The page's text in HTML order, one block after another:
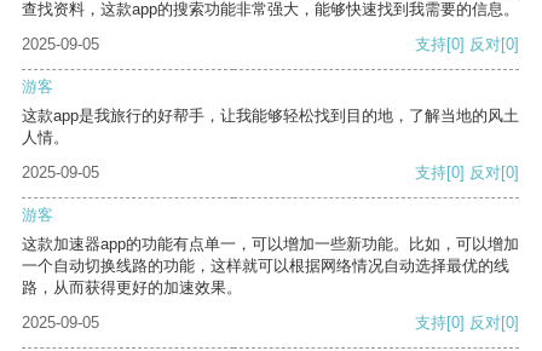
查找资料，这款app的搜索功能非常强大，能够快速找到我需要的信息。
2025-09-05
支持[0] 反对[0]
游客
这款app是我旅行的好帮手，让我能够轻松找到目的地，了解当地的风土
人情。
2025-09-05
支持[0] 反对[0]
游客
这款加速器app的功能有点单一，可以增加一些新功能。比如，可以增加
一个自动切换线路的功能，这样就可以根据网络情况自动选择最优的线
路，从而获得更好的加速效果。
2025-09-05
支持[0] 反对[0]